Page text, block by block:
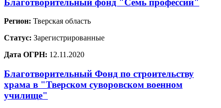
Регион: Тверская область
Статус: Зарегистрированные
Дата ОГРН: 12.11.2020
Благотворительный Фонд по строительству
храма в "Тверском суворовском военном
училище"